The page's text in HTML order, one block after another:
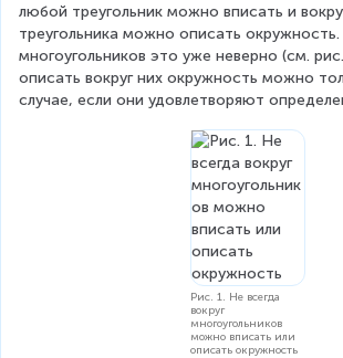
любой треугольник можно вписать и
треугольника можно описать окружность.
многоугольников это уже неверно (см.
описать вокруг них окружность можно
случае, если они удовлетворяют
Рис. 1. Не всегда
вокруг
многоугольников
можно вписать или
описать окружность